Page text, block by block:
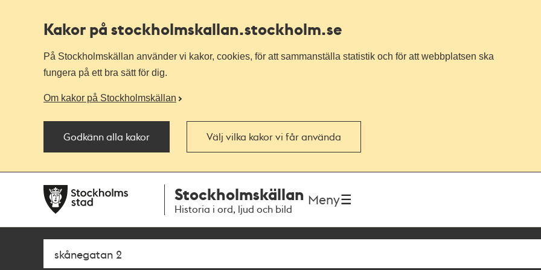
Kakor på stockholmskallan.stockholm.se
På Stockholmskällan använder vi kakor, cookies, för att sammanställa statistik och för att webbplatsen ska
fungera på ett bra sätt för dig.
Om kakor på Stockholmskällan
Godkänn alla kakor Välj vilka kakor vi får använda
navigationen
huvudinnehållet
Stockholmskällan
Historia i ord, ljud och bild
Meny
SökFritextsök